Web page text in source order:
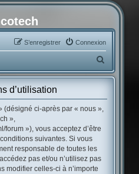
Connexion
S’enregistrer
e
d’utilisation
(désigné ci-après par « nous »,
»,
forum »), vous acceptez d’être
suivantes. Si vous
responsable de toutes les
pas et/ou n’utilisez pas
modifier celles-ci à n’importe